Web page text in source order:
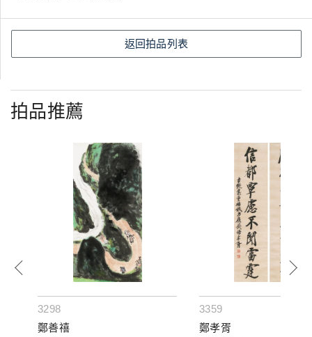
返回拍品列表
拍品推薦
3298
鄭善禧
3359
鄭孝胥